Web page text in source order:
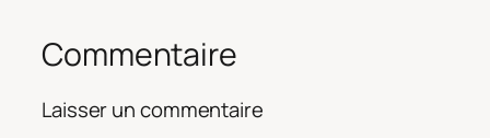
Commentaire
Laisser un commentaire